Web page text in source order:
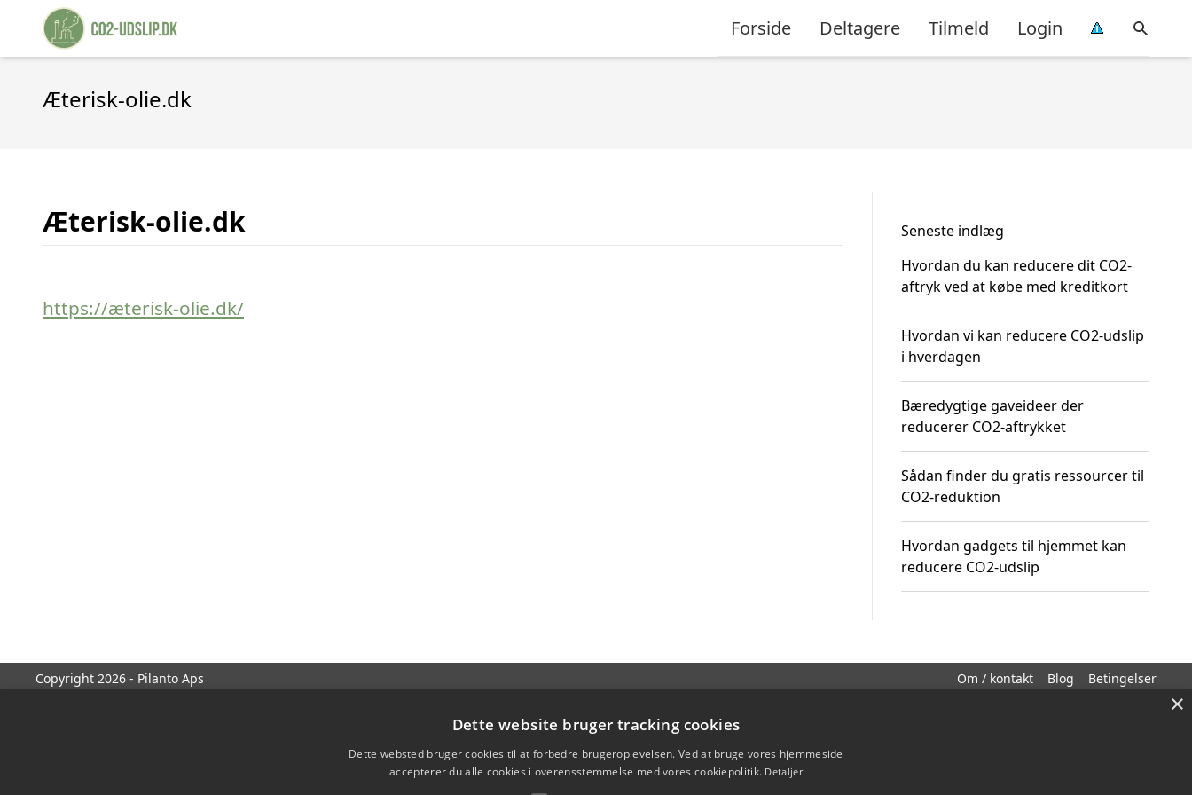
Forside Deltagere Tilmeld Login
Æterisk-olie.dk
Æterisk-olie.dk
https://æterisk-olie.dk/
Seneste indlæg
Hvordan du kan reducere dit CO2-
aftryk ved at købe med kreditkort
Hvordan vi kan reducere CO2-udslip
i hverdagen
Bæredygtige gaveideer der
reducerer CO2-aftrykket
Sådan finder du gratis ressourcer til
CO2-reduktion
Hvordan gadgets til hjemmet kan
reducere CO2-udslip
Copyright 2026 - Pilanto Aps Om / kontakt Blog Betingelser
×
Dette website bruger tracking cookies
Dette websted bruger cookies til at forbedre brugeroplevelsen. Ved at bruge vores hjemmeside
accepterer du alle cookies i overensstemmelse med vores cookiepolitik. Detaljer